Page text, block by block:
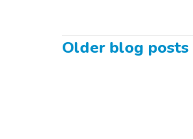
Older blog posts